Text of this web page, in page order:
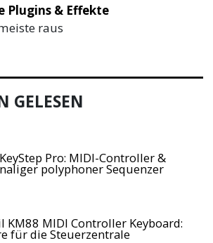
Plugins & Effekte
raus
GELESEN
Pro: MIDI-Controller &
polyphoner Sequenzer
KM88 MIDI Controller Keyboard:
für die Steuerzentrale